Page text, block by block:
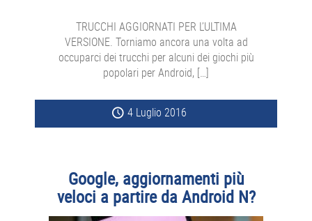
TRUCCHI AGGIORNATI PER L’ULTIMA
VERSIONE. Torniamo ancora una volta ad
occuparci dei trucchi per alcuni dei giochi più
popolari per Android, […]
4 Luglio 2016
Google, aggiornamenti più
veloci a partire da Android N?